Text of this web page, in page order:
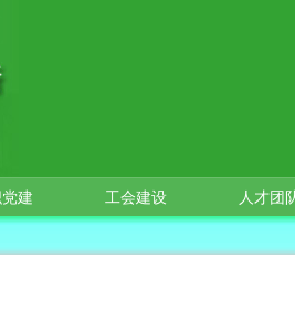
建 工会建设 人才团